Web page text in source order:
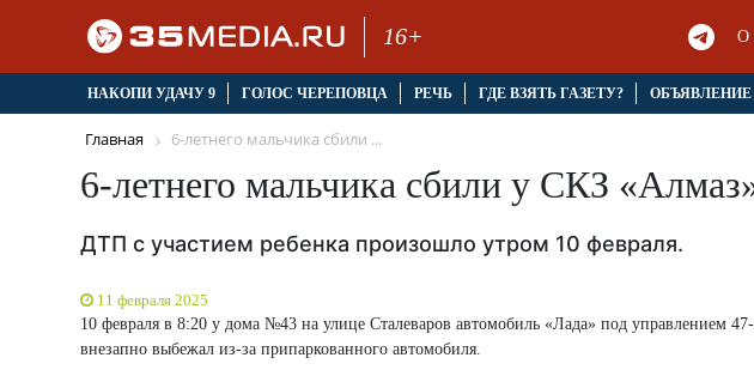
16+ О
НАКОПИ УДАЧУ 9 ГОЛОС ЧЕРЕПОВЦА РЕЧЬ ГДЕ ВЗЯТЬ ГАЗЕТУ? ОБЪЯВЛЕНИЕ
Главная 6-летнего мальчика сбили ...
6-летнего мальчика сбили у СКЗ
ДТП с участием ребенка произошло утром 10 февраля.
11 февраля 2025
10 февраля в 8:20 у дома №43 на улице Сталеваров автомобиль «Лада» под управлением
внезапно выбежал из-за припаркованного автомобиля.